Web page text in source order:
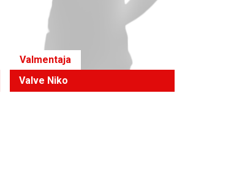
Valmentaja
Valve Niko